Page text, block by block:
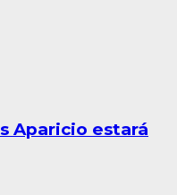
Aparicio estará